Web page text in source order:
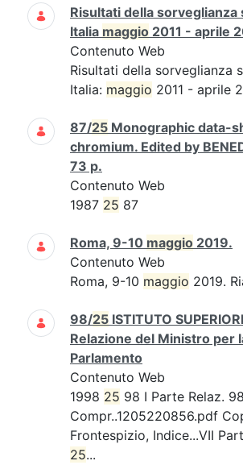
Risultati della sorveglianza
Italia maggio 2011 - aprile
Contenuto Web
Risultati della sorveglianza
Italia: maggio 2011 - aprile
87/25 Monographic data-
chromium. Edited by
73 p.
Contenuto Web
1987 25 87
Roma, 9-10 maggio 2019.
Contenuto Web
Roma, 9-10 maggio 2019.
98/25 ISTITUTO
Relazione del Ministro per
Parlamento
Contenuto Web
1998 25 98 I Parte Relaz.
Compr..1205220856.pdf
Frontespizio, Indice...VII
25...